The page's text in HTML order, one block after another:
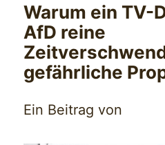
Warum ein TV-
AfD reine
gefährliche
Ein Beitrag von